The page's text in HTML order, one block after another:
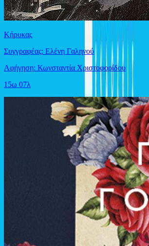
Κήρυκας
Συγγραφέας: Ελένη Γαληνού
Αφήγηση: Κωνσταντία Χριστοφορίδου
15ω 07λ